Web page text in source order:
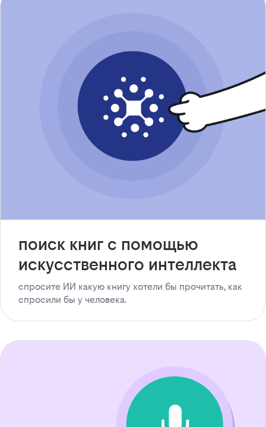
поиск книг с помощью
искусственного интеллекта
спросите ИИ какую книгу хотели бы прочитать, как
спросили бы у человека.